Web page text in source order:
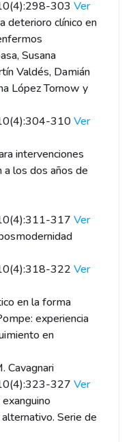
303 Ver
deterioro clínico en
Susana
Valdés, Damián
López Tornow y
310Ver
intervenciones
a los dos años de
317 Ver
322 Ver
en la forma
experiencia
en
Cavagnari
327 Ver
Serie de